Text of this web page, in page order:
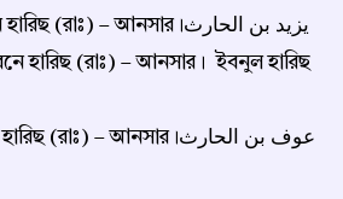
১২) হযরত ইয়াযিদ ইবনে হারিছ (রাঃ) – আনসার।يزيد بن الحارث
হারিছ (রাঃ) – আনসার। ইবনুল হারিছ
১৪) হযরত আওফ ইবনে হারিছ (রাঃ) – আনসার।عوف بن الحارث